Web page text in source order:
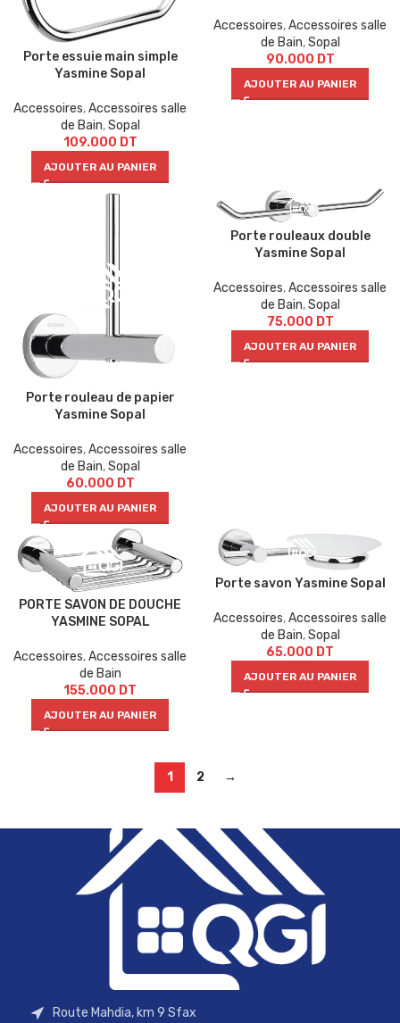
Porte essuie main simple
Yasmine Sopal
Accessoires,Accessoires salle
de Bain,Sopal
109.000 DT
AJOUTER AU PANIER
Accessoires,Accessoires salle
de Bain,Sopal
90.000 DT
AJOUTER AU PANIER
Porte rouleau de papier
Yasmine Sopal
Accessoires,Accessoires salle
de Bain,Sopal
60.000 DT
AJOUTER AU PANIER
Porte rouleaux double
Yasmine Sopal
Accessoires,Accessoires salle
de Bain,Sopal
75.000 DT
AJOUTER AU PANIER
PORTE SAVON DE DOUCHE
YASMINE SOPAL
Accessoires,Accessoires salle
de Bain
155.000 DT
AJOUTER AU PANIER
Porte savon Yasmine Sopal
Accessoires,Accessoires salle
de Bain,Sopal
65.000 DT
AJOUTER AU PANIER
1 2 →
Route Mahdia, km 9 Sfax